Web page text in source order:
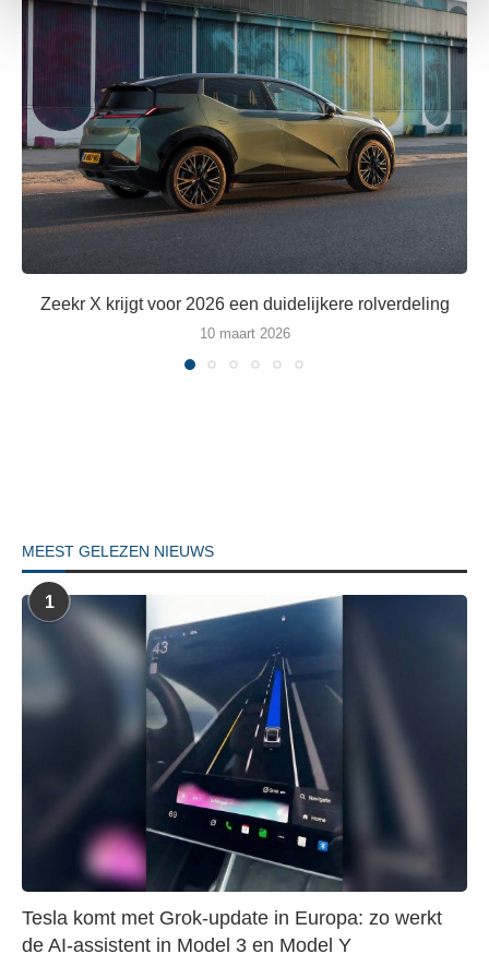
We gebruiken cookies om content en advertenties te
personaliseren, om functies voor social media te bieden
en om ons websiteverkeer te analyseren. Ook delen we
informatie over uw gebruik van onze site met onze
partners voor social media, adverteren en analyse. Deze
partners kunnen deze gegevens combineren met andere
informatie die u aan ze heeft verstrekt of die ze hebben
verzameld op basis van uw gebruik van hun services.
Zeekr X krijgt voor 2026 een duidelijkere rolverdeling
10 maart 2026
MEEST GELEZEN NIEUWS
1
Tesla komt met Grok-update in Europa: zo werkt
de AI-assistent in Model 3 en Model Y